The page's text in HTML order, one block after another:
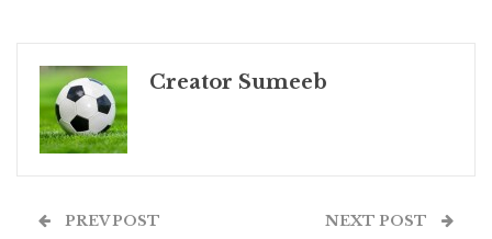
Creator Sumeeb
PREV POST NEXT POST